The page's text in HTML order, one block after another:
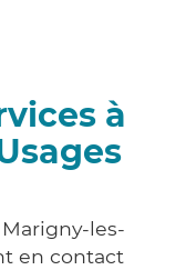
à
les-
en contact